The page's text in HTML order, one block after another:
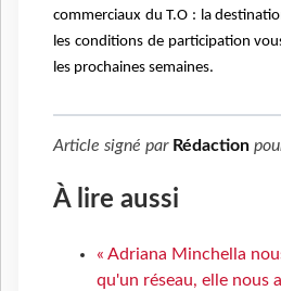
commerciaux du T.O : la
les conditions de participation
les prochaines semaines.
Article signé par Rédaction
À lire aussi
« Adriana Minchella
qu'un réseau, elle nous